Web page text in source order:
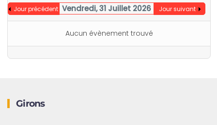
Jour précédent Vendredi, 31 Juillet 2026 Jour suivant
Aucun évènement trouvé
Girons